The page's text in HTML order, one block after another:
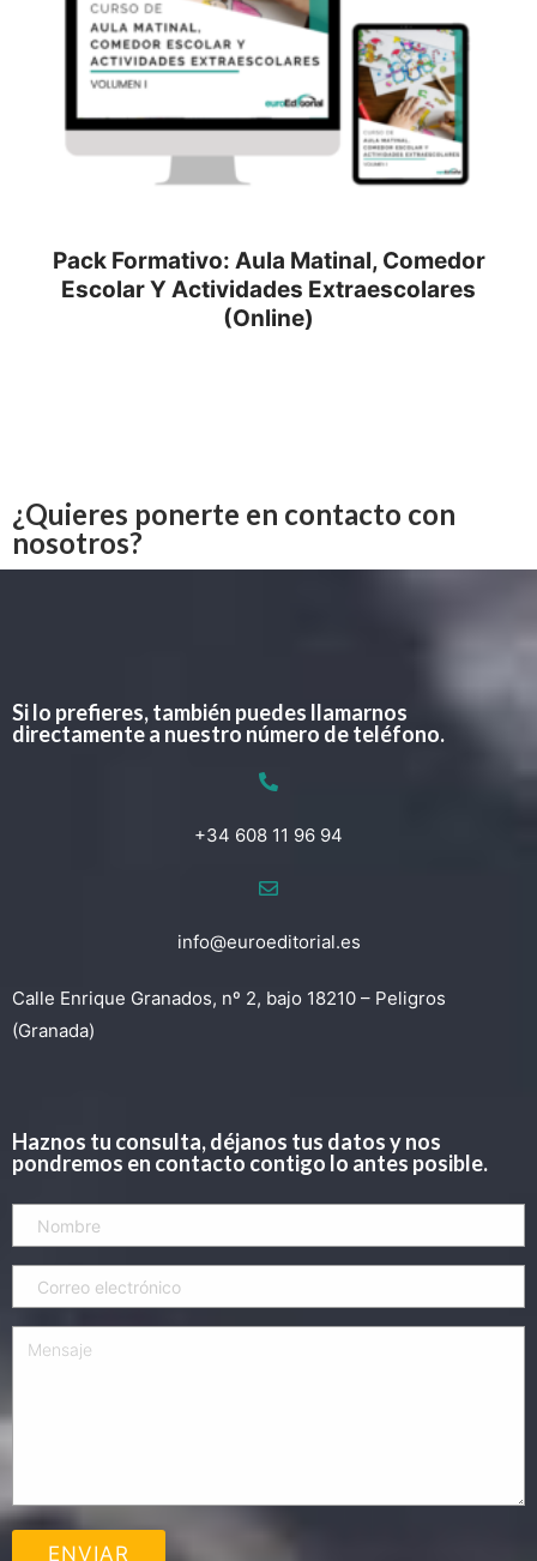
Pack Formativo: Aula Matinal, Comedor
Escolar Y Actividades Extraescolares
(Online)
¿Quieres ponerte en contacto con
nosotros?
Si lo prefieres, también puedes llamarnos
directamente a nuestro número de teléfono.
+34 608 11 96 94
info@euroeditorial.es
Calle Enrique Granados, nº 2, bajo 18210 – Peligros
(Granada)
Haznos tu consulta, déjanos tus datos y nos
pondremos en contacto contigo lo antes posible.